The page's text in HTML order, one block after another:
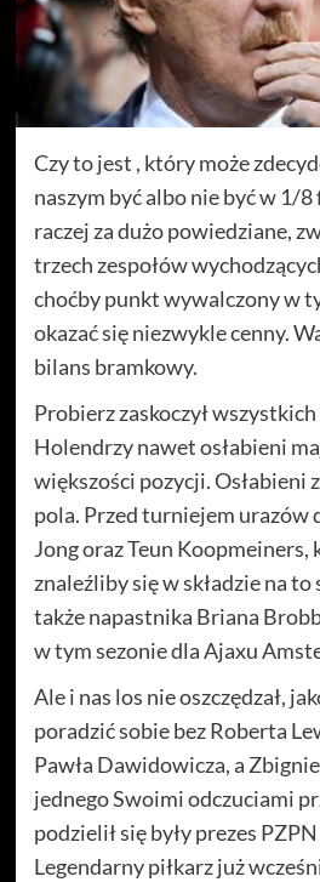
Czy to jest , który może
naszym być albo nie być w 1/8
raczej za dużo powiedziane,
trzech zespołów
choćby punkt wywalczony w
okazać się niezwykle cenny.
bilans bramkowy.
Probierz zaskoczył
Holendrzy nawet osłabieni
większości pozycji. Osłabieni
pola. Przed turniejem urazów
Jong oraz Teun
znaleźliby się w składzie na
także napastnika Briana
w tym sezonie dla Ajaxu
Ale i nas los nie oszczędzał,
poradzić sobie bez Roberta
Pawła Dawidowicza, a
jednego Swoimi odczuciami
podzielił się były prezes
Legendarny piłkarz już